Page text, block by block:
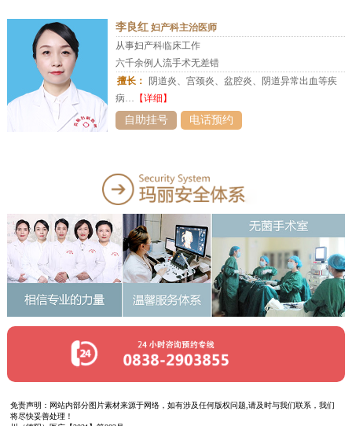
李良红妇产科主治医师
从事妇产科临床工作
六千余例人流手术无差错
擅长：
阴道炎、宫颈炎、盆腔炎、阴道异常出血等疾
病… 【详细】
自助挂号 电话预约
免责声明：网站内部分图片素材来源于网络，如有涉及任何版权问题,请及时与我们联系，我们
将尽快妥善处理！